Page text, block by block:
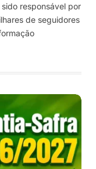
responsável por
de seguidores